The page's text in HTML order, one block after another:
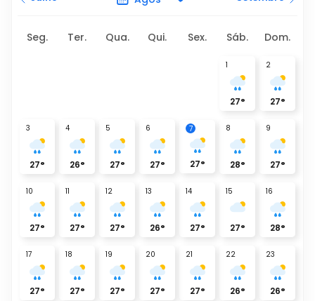
Seg. Ter. Qua. Qui. Sex. Sáb. Dom.
1
27°
2
27°
3
27°
4
26°
5
27°
6
27°
7
27°
8
28°
9
27°
10
27°
11
27°
12
27°
13
26°
14
27°
15
27°
16
28°
17
27°
18
27°
19
27°
20
27°
21
27°
22
26°
23
26°